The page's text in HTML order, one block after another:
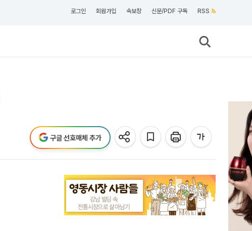
로그인 회원가입 속보창 신문/PDF 구독 RSS
구글 선호매체 추가